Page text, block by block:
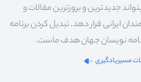
جدیدترین و بروزترین مقالات و
ایرانی قرار دهد. تبدیل کردن برنامه
نویسان جهان هدف ماست.
مسیریادگیری